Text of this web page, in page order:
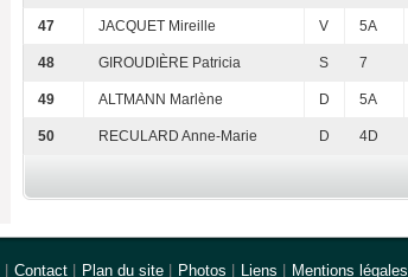
47 JACQUET Mireille V 5A
48 GIROUDIÈRE Patricia S 7
49 ALTMANN Marlène D 5A
50 RECULARD Anne-Marie D 4D
Contact Plan du site Photos Liens Mentions légales